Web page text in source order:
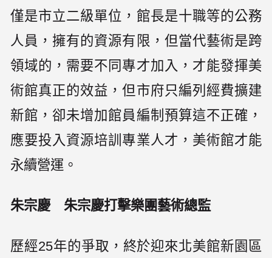
僅是市立二級單位，館長是十職等的公務
人員，擁有的資源有限，但當代藝術是跨
領域的，需要不同專才加入，才能發揮美
術館真正的效益，但市府只編列經費擴建
新館，卻未增加館員編制預算這不正確，
應要投入資源培訓專業人才，美術館才能
永續營運。
朱宗慶 朱宗慶打擊樂團藝術總監
歷經25年的爭取，終於迎來北美館新園區